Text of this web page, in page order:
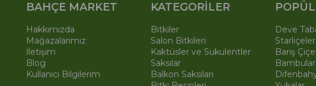
BAHÇE MARKET
Hakkımızda
Mağazalarımız
İletişim
Blog
Kullanıcı Bilgilerim
KATEGORİLER
Bitkiler
Salon Bitkileri
Kaktüsler ve Sukulentler
Saksılar
Balkon Saksıları
Deve
Starliçeler
Barış
Bambular